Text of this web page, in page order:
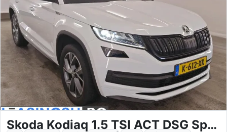
Skoda Kodiaq 1.5 TSI ACT DSG Sportline